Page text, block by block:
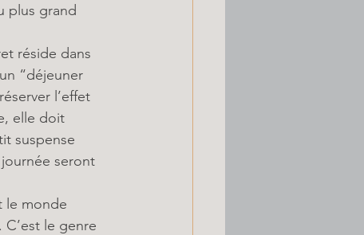
plus grand
réside dans
“déjeuner
l’effet
elle doit
suspense
seront
le monde
le genre